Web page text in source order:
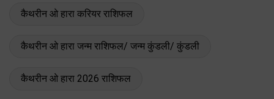
कैथरीन ओ हारा करियर राशिफल
कैथरीन ओ हारा जन्म राशिफल/ जन्म कुंडली/ कुंडली
कैथरीन ओ हारा 2026 राशिफल